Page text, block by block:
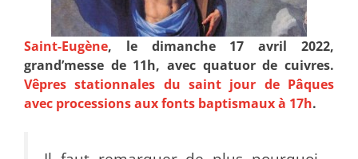
Saint-Eugène, le dimanche 17 avril 2022,
grand’messe de 11h, avec quatuor de cuivres.
Vêpres stationnales du saint jour de Pâques
avec processions aux fonts baptismaux à 17h.